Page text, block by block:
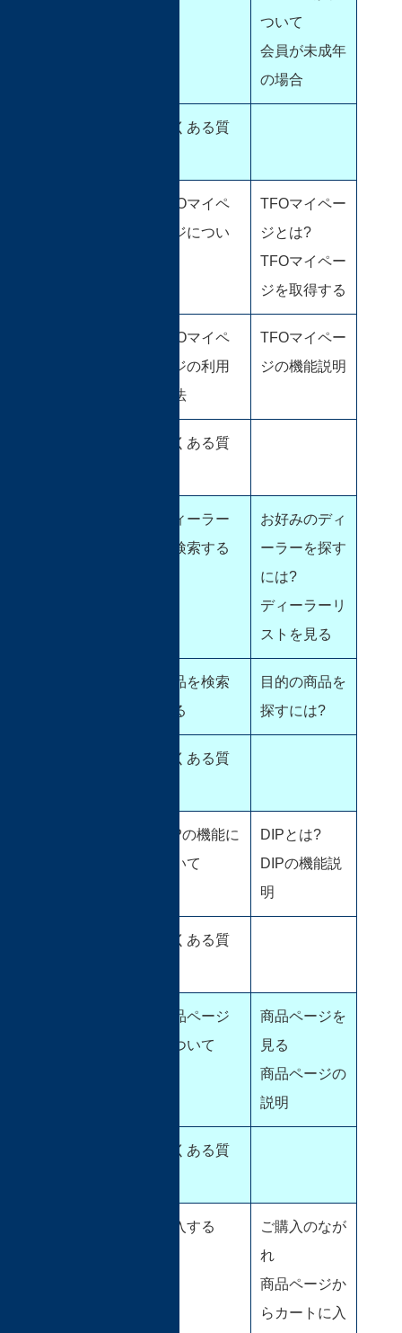
ついて
会員が未成年
の場合
よくある質
TFOマイペ
ージについ
TFOマイペー
ジとは?
TFOマイペー
ジを取得する
TFOマイペ
ージの利用
方法
TFOマイペー
ジの機能説明
よくある質
ディーラー
を検索する
お好みのディ
ーラーを探す
には?
ディーラーリ
ストを見る
商品を検索
する
目的の商品を
探すには?
よくある質
DIPの機能に
ついて
DIPとは?
DIPの機能説
明
よくある質
商品ページ
について
商品ページを
見る
商品ページの
説明
よくある質
購入する
ご購入のなが
れ
商品ページか
らカートに入